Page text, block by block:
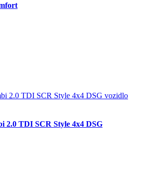
2.0 TDI SCR Style 4x4 DSG